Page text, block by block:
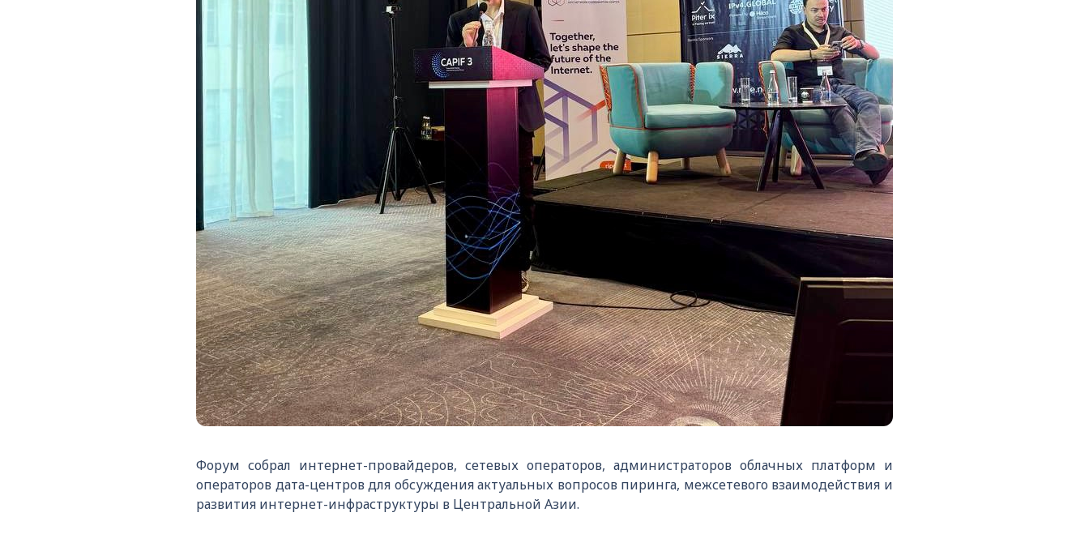
Форум собрал интернет-провайдеров, сетевых операторов, администраторов облачных платформ и
операторов дата-центров для обсуждения актуальных вопросов пиринга, межсетевого взаимодействия и
развития интернет-инфраструктуры в Центральной Азии.